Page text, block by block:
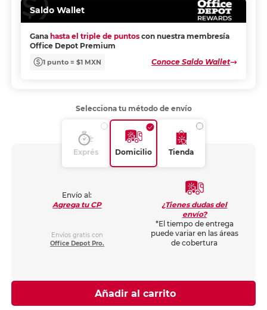
Saldo Wallet
Gana hasta el triple de puntos con nuestra membresía
Office Depot Premium
1 punto = $1 MXN Conoce Saldo Wallet
Selecciona tu método de envío
Exprés Domicilio Tienda
Envío al:
Agrega tu CP
Envíos gratis con
Office Depot Pro.
¿Tienes dudas del
envío?
*El tiempo de entrega
puede variar en las áreas
de cobertura
Añadir al carrito